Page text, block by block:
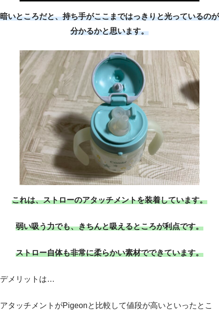
暗いところだと、持ち手がここまではっきりと光っているのが
分かるかと思います。
これは、ストローのアタッチメントを装着しています。
弱い吸う力でも、きちんと吸えるところが利点です。
ストロー自体も非常に柔らかい素材でできています。
デメリットは…
アタッチメントがPigeonと比較して値段が高いといったとこ